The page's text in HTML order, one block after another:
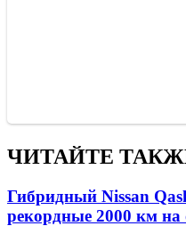
ЧИТАЙТЕ
Гибридный Nissan
рекордные 2000 км на